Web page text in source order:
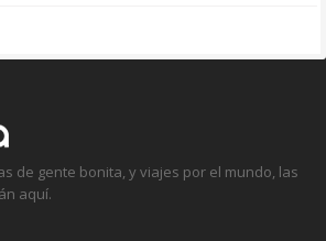
de gente bonita, y viajes por el mundo, las
aquí.